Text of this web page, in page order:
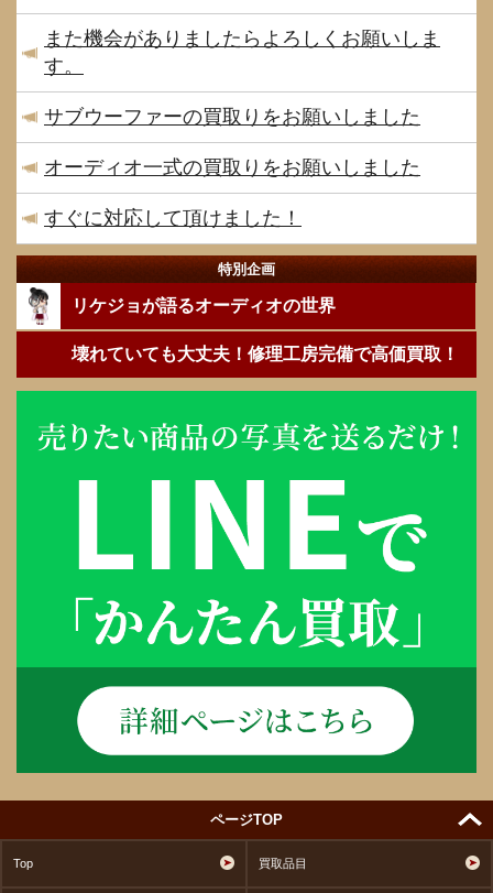
また機会がありましたらよろしくお願いしま
す。
サブウーファーの買取りをお願いしました
オーディオ一式の買取りをお願いしました
すぐに対応して頂けました！
特別企画
リケジョが語るオーディオの世界
壊れていても大丈夫！修理工房完備で高価買取！
ページTOP
Top 買取品目